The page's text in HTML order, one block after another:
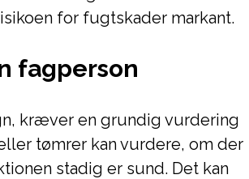
for fugtskader markant.
fagperson
kræver en grundig vurdering
tømrer kan vurdere, om der
stadig er sund. Det kan